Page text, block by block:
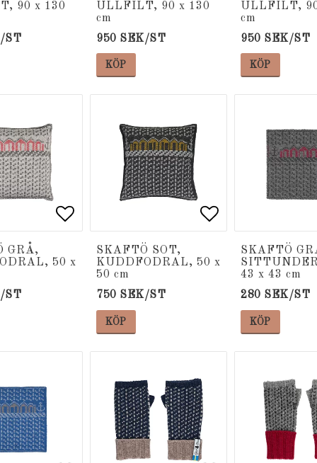
90 x 130
ST
ULLFILT, 90 x 130
cm
950 SEK/ST
KÖP
ULLFILT,
cm
950 SEK/ST
KÖP
favoritlistan
favoritlistanLägg till i favoritlistan
Lägg till i favoritlistan
GRÅ,
50 x
ST
Lägg till i
Lägg till i
SKAFTÖ SOT,
KUDDFODRAL, 50 x
50 cm
750 SEK/ST
KÖP
SKAFTÖ
43 x 43 cm
280 SEK/ST
KÖP